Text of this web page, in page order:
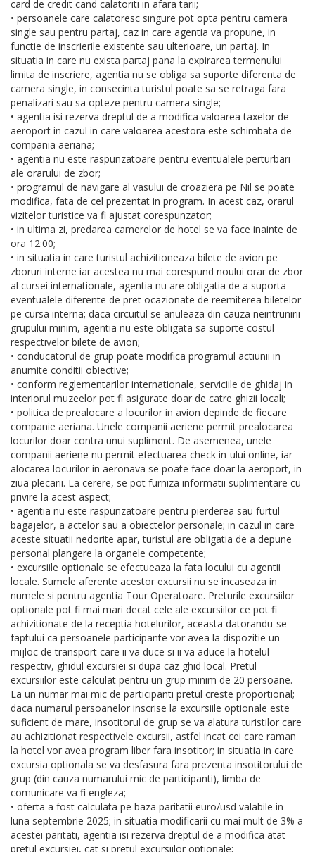
card de credit cand calatoriti in afara tarii;
• persoanele care calatoresc singure pot opta pentru camera
single sau pentru partaj, caz in care agentia va propune, in
functie de inscrierile existente sau ulterioare, un partaj. In
situatia in care nu exista partaj pana la expirarea termenului
limita de inscriere, agentia nu se obliga sa suporte diferenta de
camera single, in consecinta turistul poate sa se retraga fara
penalizari sau sa opteze pentru camera single;
• agentia isi rezerva dreptul de a modifica valoarea taxelor de
aeroport in cazul in care valoarea acestora este schimbata de
compania aeriana;
• agentia nu este raspunzatoare pentru eventualele perturbari
ale orarului de zbor;
• programul de navigare al vasului de croaziera pe Nil se poate
modifica, fata de cel prezentat in program. In acest caz, orarul
vizitelor turistice va fi ajustat corespunzator;
• in ultima zi, predarea camerelor de hotel se va face inainte de
ora 12:00;
• in situatia in care turistul achizitioneaza bilete de avion pe
zboruri interne iar acestea nu mai corespund noului orar de zbor
al cursei internationale, agentia nu are obligatia de a suporta
eventualele diferente de pret ocazionate de reemiterea biletelor
pe cursa interna; daca circuitul se anuleaza din cauza neintrunirii
grupului minim, agentia nu este obligata sa suporte costul
respectivelor bilete de avion;
• conducatorul de grup poate modifica programul actiunii in
anumite conditii obiective;
• conform reglementarilor internationale, serviciile de ghidaj in
interiorul muzeelor pot fi asigurate doar de catre ghizii locali;
• politica de prealocare a locurilor in avion depinde de fiecare
companie aeriana. Unele companii aeriene permit prealocarea
locurilor doar contra unui supliment. De asemenea, unele
companii aeriene nu permit efectuarea check in-ului online, iar
alocarea locurilor in aeronava se poate face doar la aeroport, in
ziua plecarii. La cerere, se pot furniza informatii suplimentare cu
privire la acest aspect;
• agentia nu este raspunzatoare pentru pierderea sau furtul
bagajelor, a actelor sau a obiectelor personale; in cazul in care
aceste situatii nedorite apar, turistul are obligatia de a depune
personal plangere la organele competente;
• excursiile optionale se efectueaza la fata locului cu agentii
locale. Sumele aferente acestor excursii nu se incaseaza in
numele si pentru agentia Tour Operatoare. Preturile excursiilor
optionale pot fi mai mari decat cele ale excursiilor ce pot fi
achizitionate de la receptia hotelurilor, aceasta datorandu-se
faptului ca persoanele participante vor avea la dispozitie un
mijloc de transport care ii va duce si ii va aduce la hotelul
respectiv, ghidul excursiei si dupa caz ghid local. Pretul
excursiilor este calculat pentru un grup minim de 20 persoane.
La un numar mai mic de participanti pretul creste proportional;
daca numarul persoanelor inscrise la excursiile optionale este
suficient de mare, insotitorul de grup se va alatura turistilor care
au achizitionat respectivele excursii, astfel incat cei care raman
la hotel vor avea program liber fara insotitor; in situatia in care
excursia optionala se va desfasura fara prezenta insotitorului de
grup (din cauza numarului mic de participanti), limba de
comunicare va fi engleza;
• oferta a fost calculata pe baza paritatii euro/usd valabile in
luna septembrie 2025; in situatia modificarii cu mai mult de 3% a
acestei paritati, agentia isi rezerva dreptul de a modifica atat
pretul excursiei, cat si pretul excursiilor optionale;